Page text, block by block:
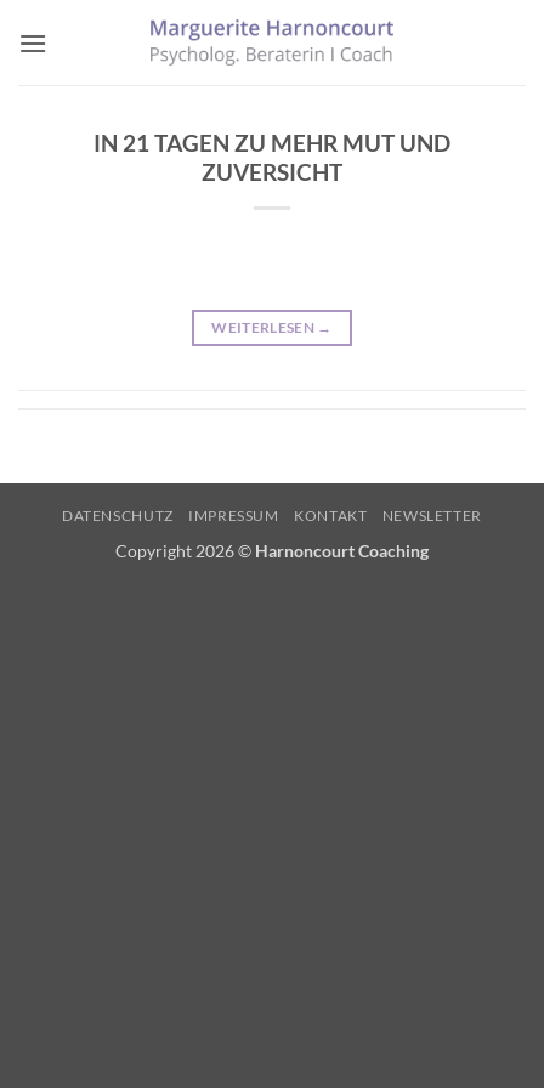
Inhalt
IN 21 TAGEN ZU MEHR MUT UND
ZUVERSICHT
WEITERLESEN →
DATENSCHUTZ IMPRESSUM KONTAKT NEWSLETTER
Copyright 2026 © Harnoncourt Coaching